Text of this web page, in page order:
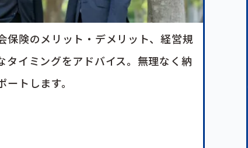
保険のメリット・デメリット、経営規
タイミングをアドバイス。無理なく納
トします。